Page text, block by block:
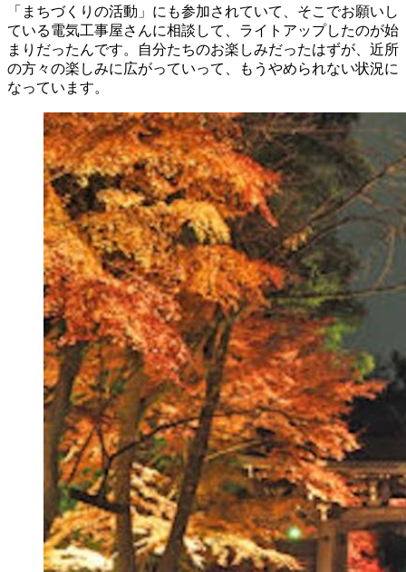
「まちづくりの活動」にも参加されていて、そこでお願いし
ている電気工事屋さんに相談して、ライトアップしたのが始
まりだったんです。自分たちのお楽しみだったはずが、近所
の方々の楽しみに広がっていって、もうやめられない状況に
なっています。